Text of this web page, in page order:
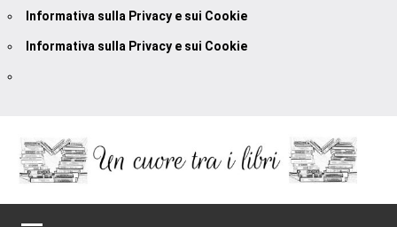
Informativa sulla Privacy e sui Cookie
Informativa sulla Privacy e sui Cookie
contenuto
Un